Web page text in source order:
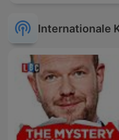
Internationale